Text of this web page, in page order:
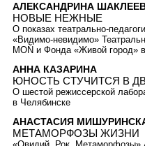
АЛЕКСАНДРИНА
НОВЫЕ НЕЖНЫЕ
О показах театрально-
«Видимо-невидимо»
MOŇ и Фонда «Живой город»
АННА КАЗАРИНА
ЮНОСТЬ СТУЧИТСЯ В
О шестой режиссерской
в Челябинске
АНАСТАСИЯ
МЕТАМОРФОЗЫ ЖИЗНИ